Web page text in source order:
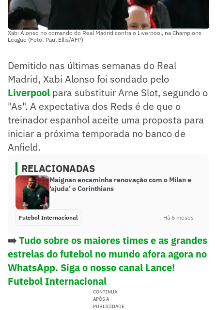
Xabi Alonso no comando do Real Madrid contra o Liverpool, na Champions
League (Foto: Paul Ellis/AFP)
Demitido nas últimas semanas do Real
Madrid, Xabi Alonso foi sondado pelo
Liverpool para substituir Arne Slot, segundo o
"As". A expectativa dos Reds é de que o
treinador espanhol aceite uma proposta para
iniciar a próxima temporada no banco de
Anfield.
RELACIONADAS
Maignan encaminha renovação com o Milan e
‘ajuda’ o Corinthians
Futebol Internacional Há 6 meses
➡️Tudo sobre os maiores times e as grandes
estrelas do futebol no mundo afora agora no
WhatsApp. Siga o nosso canal Lance!
Futebol Internacional
CONTINUA
APÓS A
PUBLICIDADE